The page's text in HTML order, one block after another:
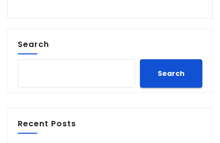
Search
Search
Recent Posts